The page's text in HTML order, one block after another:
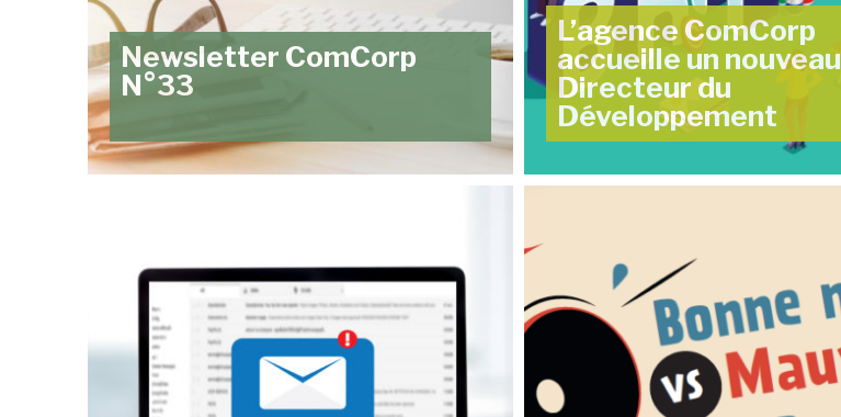
Newsletter ComCorp
N°33
L’agence ComCorp
accueille un nouveau
Directeur du
Développement